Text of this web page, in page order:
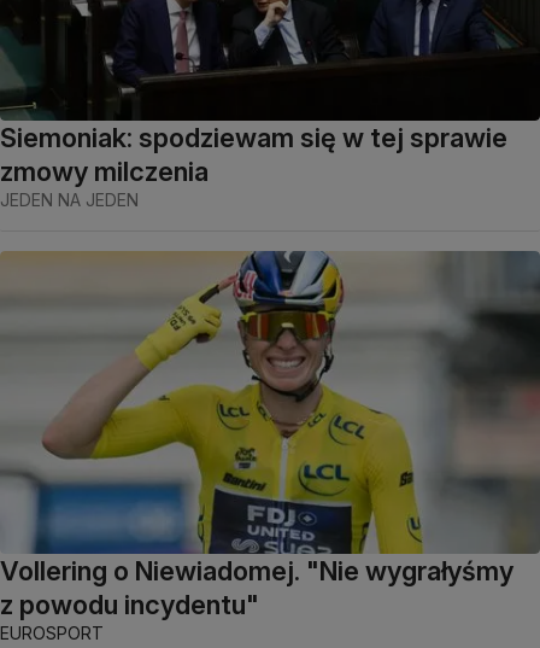
Siemoniak: spodziewam się w tej sprawie
zmowy milczenia
JEDEN NA JEDEN
Vollering o Niewiadomej. "Nie wygrałyśmy
z powodu incydentu"
EUROSPORT